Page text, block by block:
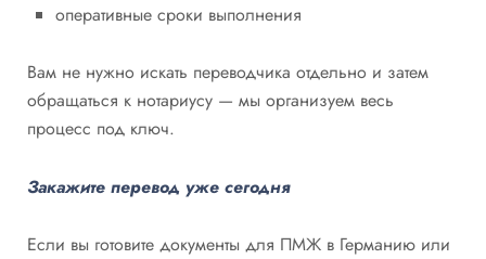
оперативные сроки выполнения
Вам не нужно искать переводчика отдельно и затем
обращаться к нотариусу — мы организуем весь
процесс под ключ.
Закажите перевод уже сегодня
Если вы готовите документы для ПМЖ в Германию или